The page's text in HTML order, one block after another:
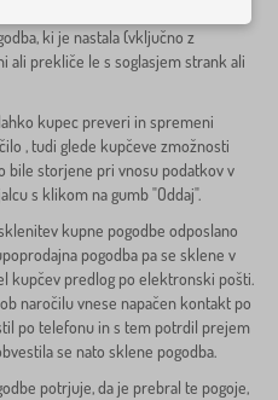
poštni naslov, vendar ta potrditev
ki je nastala (vključno z
ali prekliče le s soglasjem strank ali
kupec preveri in spremeni
, tudi glede kupčeve zmožnosti
bile storjene pri vnosu podatkov v
s klikom na gumb "Oddaj".
kupne pogodbe odposlano
pogodba pa se sklene v
kupčev predlog po elektronski pošti.
naročilu vnese napačen kontakt po
po telefonu in s tem potrdil prejem
se nato sklene pogodba.
potrjuje, da je prebral te pogoje,